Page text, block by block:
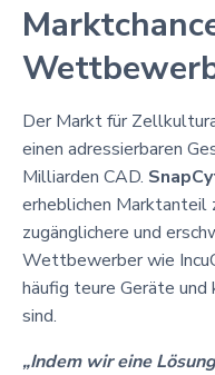
Der Markt für
einen adressierbaren
Milliarden CAD.
erheblichen Marktanteil
zugänglichere und
Wettbewerber wie
häufig teure Geräte
sind.
„Indem wir eine